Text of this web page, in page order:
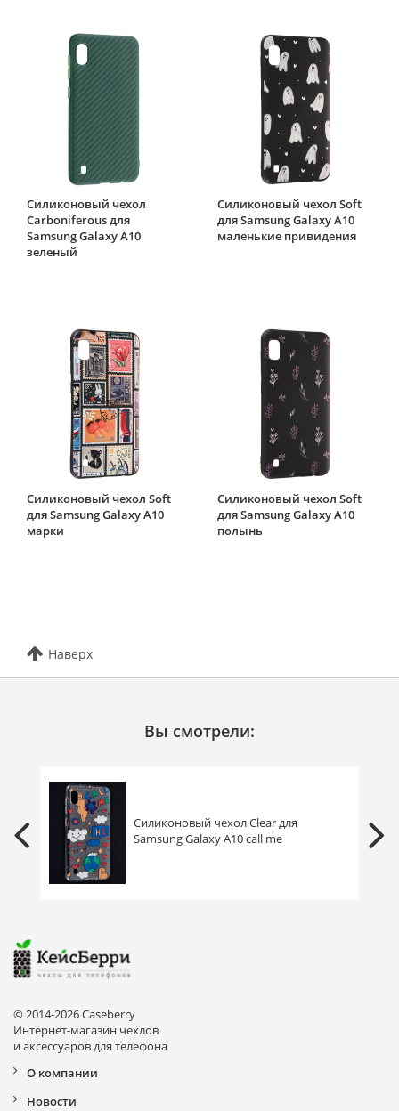
Силиконовый чехол
Carboniferous для
Samsung Galaxy A10
зеленый
Силиконовый чехол Soft
для Samsung Galaxy A10
маленькие привидения
Силиконовый чехол Soft
для Samsung Galaxy A10
марки
Силиконовый чехол Soft
для Samsung Galaxy A10
полынь
Наверх
Вы смотрели:
Силиконовый чехол Clear для
Samsung Galaxy A10 call me
© 2014-2026 Caseberry
Интернет-магазин чехлов
и аксессуаров для телефона
О компании
Новости